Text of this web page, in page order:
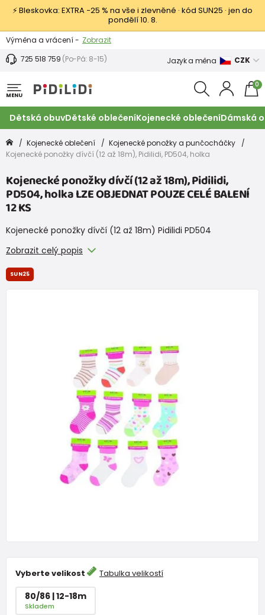
⚡ Bleskovka: EXTRA −25 % na vše i zlevněné · kód SUN25 · jen do
pondělí 10. 8.
Výměna a vrácení - Zobrazit
Sleva 100 Kč na první nákup -
725 518 759 (Po-Pá: 8-15) Jazyk a měna CZK
MENU
0
Dětská obuvDětské oblečeníKojenecké oblečeníDámská
Kojenecké oblečení
Kojenecké ponožky a punčocháčky
Kojenecké ponožky dívčí (12 až 18m), Pidilidi, PD504, holka
Kojenecké ponožky dívčí (12 až 18m), Pidilidi,
PD504, holka LZE OBJEDNAT POUZE CELÉ BALENÍ
12 KS
Kojenecké ponožky dívčí (12 až 18m) Pidilidi PD504
Zobrazit celý popis
Vyberte velikost Tabulka velikostí
80/86 | 12-18m
Skladem
SUN25